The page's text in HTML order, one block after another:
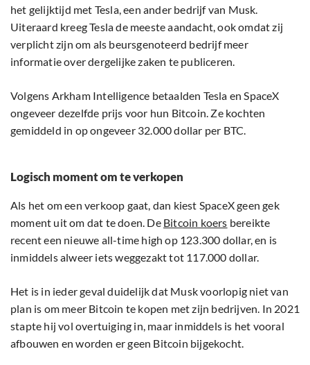
het gelijktijd met Tesla, een ander bedrijf van Musk.
Uiteraard kreeg Tesla de meeste aandacht, ook omdat zij
verplicht zijn om als beursgenoteerd bedrijf meer
informatie over dergelijke zaken te publiceren.
Volgens Arkham Intelligence betaalden Tesla en SpaceX
ongeveer dezelfde prijs voor hun Bitcoin. Ze kochten
gemiddeld in op ongeveer 32.000 dollar per BTC.
Logisch moment om te verkopen
Als het om een verkoop gaat, dan kiest SpaceX geen gek
moment uit om dat te doen. De Bitcoin koers bereikte
recent een nieuwe all-time high op 123.300 dollar, en is
inmiddels alweer iets weggezakt tot 117.000 dollar.
Het is in ieder geval duidelijk dat Musk voorlopig niet van
plan is om meer Bitcoin te kopen met zijn bedrijven. In 2021
stapte hij vol overtuiging in, maar inmiddels is het vooral
afbouwen en worden er geen Bitcoin bijgekocht.